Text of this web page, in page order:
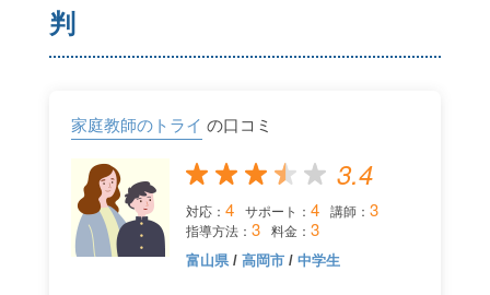
判
家庭教師のトライ の口コミ
3.4
対応： 4 サポート： 4 講師： 3
指導方法： 3 料金： 3
富山県/ 高岡市/ 中学生